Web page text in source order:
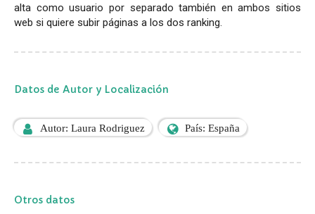
alta como usuario por separado también en ambos sitios
web si quiere subir páginas a los dos ranking.
Datos de Autor y Localización
Autor: Laura Rodriguez País: España
Otros datos